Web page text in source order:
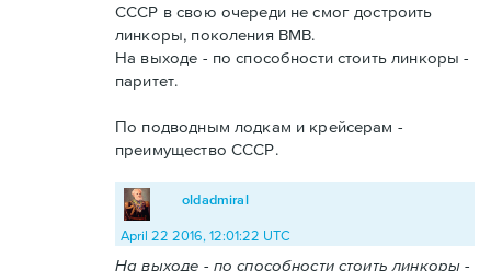
СССР в свою очереди не смог достроить
линкоры, поколения ВМВ.
На выходе - по способности стоить линкоры -
паритет.
По подводным лодкам и крейсерам -
преимущество СССР.
oldadmiral
April 22 2016, 12:01:22 UTC
На выходе - по способности стоить линкоры -